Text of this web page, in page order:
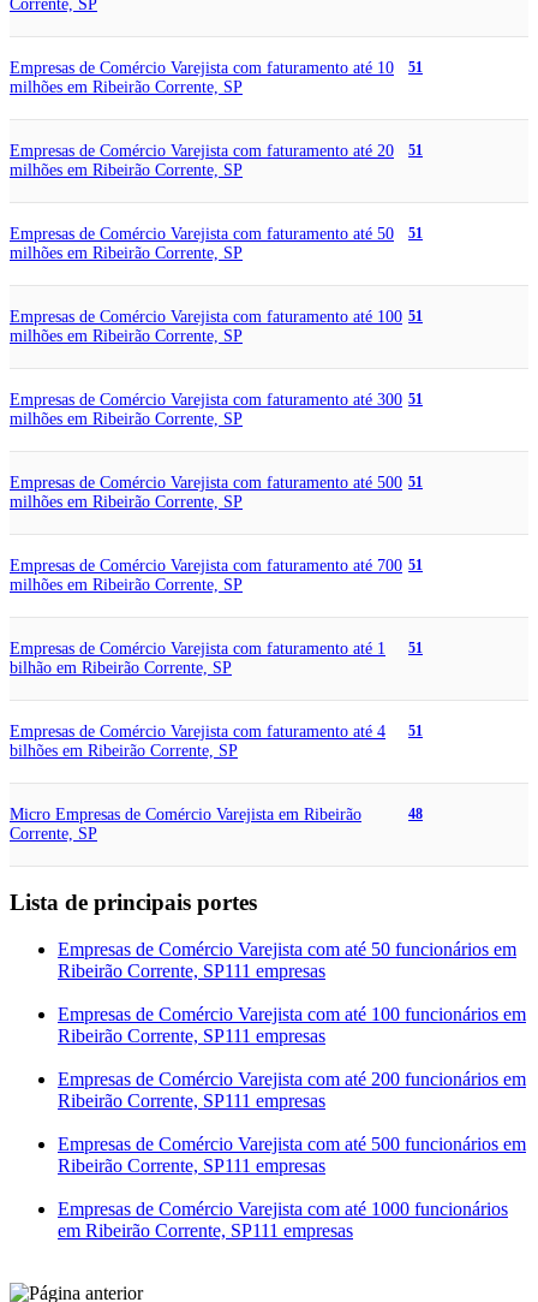
Corrente, SP
Empresas de Comércio Varejista com faturamento até 10
milhões em Ribeirão Corrente, SP
51
Empresas de Comércio Varejista com faturamento até 20
milhões em Ribeirão Corrente, SP
51
Empresas de Comércio Varejista com faturamento até 50
milhões em Ribeirão Corrente, SP
51
Empresas de Comércio Varejista com faturamento até 100
milhões em Ribeirão Corrente, SP
51
Empresas de Comércio Varejista com faturamento até 300
milhões em Ribeirão Corrente, SP
51
Empresas de Comércio Varejista com faturamento até 500
milhões em Ribeirão Corrente, SP
51
Empresas de Comércio Varejista com faturamento até 700
milhões em Ribeirão Corrente, SP
51
Empresas de Comércio Varejista com faturamento até 1
bilhão em Ribeirão Corrente, SP
51
Empresas de Comércio Varejista com faturamento até 4
bilhões em Ribeirão Corrente, SP
51
Micro Empresas de Comércio Varejista em Ribeirão
Corrente, SP
48
Lista de principais portes
Empresas de Comércio Varejista com até 50 funcionários em
Ribeirão Corrente, SP111 empresas
Empresas de Comércio Varejista com até 100 funcionários em
Ribeirão Corrente, SP111 empresas
Empresas de Comércio Varejista com até 200 funcionários em
Ribeirão Corrente, SP111 empresas
Empresas de Comércio Varejista com até 500 funcionários em
Ribeirão Corrente, SP111 empresas
Empresas de Comércio Varejista com até 1000 funcionários
em Ribeirão Corrente, SP111 empresas